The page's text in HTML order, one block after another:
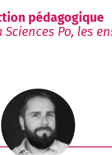
pédagogique
Sciences Po, les